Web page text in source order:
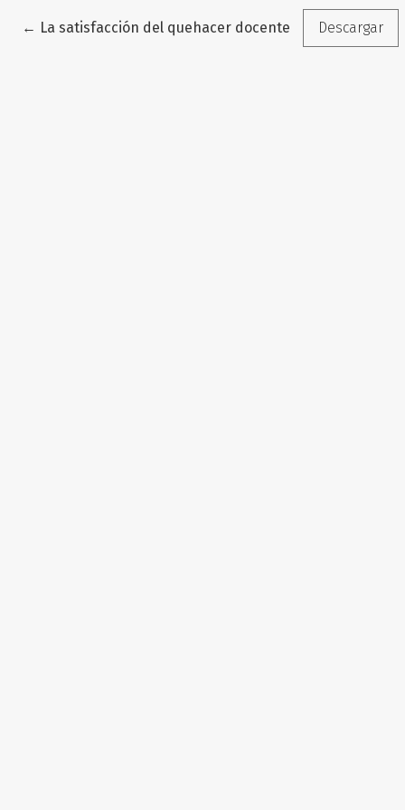
← Volver a los detalles del artículo
La satisfacción del quehacer docente: pilar de la
Descargar